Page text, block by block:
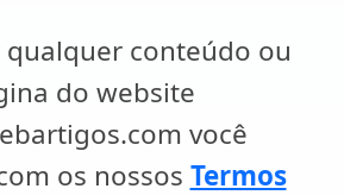
qualquer conteúdo ou
do website
você
os nossos Termos